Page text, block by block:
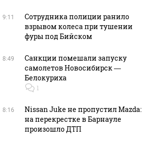
9:11
Сотрудника полиции ранило
взрывом колеса при тушении
фуры под Бийском
8:49
Санкции помешали запуску
самолетов Новосибирск —
Белокуриха
1
8:16
Nissan Juke не пропустил Mazda:
на перекрестке в Барнауле
произошло ДТП